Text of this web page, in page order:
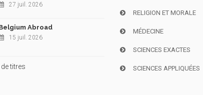
27 juil. 2026
Abroad
15 juil. 2026
titres
RELIGION ET MORALE
MÉDECINE
SCIENCES EXACTES
SCIENCES APPLIQUÉES